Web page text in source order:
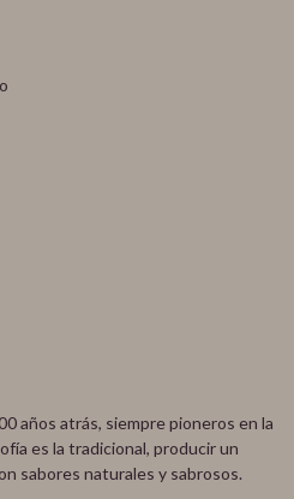
años atrás, siempre pioneros en la
es la tradicional, producir un
sabores naturales y sabrosos.